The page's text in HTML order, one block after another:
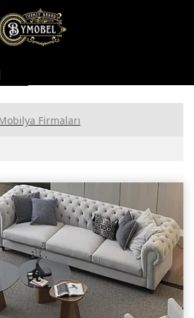
Firmaları
İmalatçıları, Mağazaları
Fabrikaları, Mağazaları
Markaları, Mağazaları